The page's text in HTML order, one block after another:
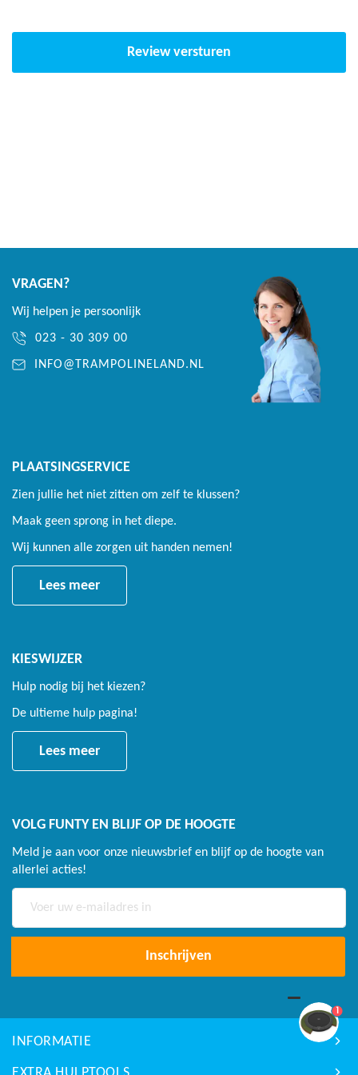
Review versturen
VRAGEN?
Wij helpen je persoonlijk
023 - 30 309 00
INFO@TRAMPOLINELAND.NL
PLAATSINGSERVICE
Zien jullie het niet zitten om zelf te klussen?
Maak geen sprong in het diepe.
Wij kunnen alle zorgen uit handen nemen!
Lees meer
KIESWIJZER
Hulp nodig bij het kiezen?
De ultieme hulp pagina!
Lees meer
VOLG FUNTY EN BLIJF OP DE HOOGTE
Meld je aan voor onze nieuwsbrief en blijf op de hoogte van
allerlei acties!
op
Inschrijven
INFORMATIE
1